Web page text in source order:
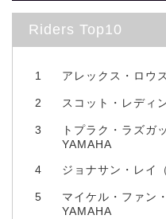
Riders Top10
1 アレックス・ロウ
2 スコット・レディ
3
トプラク・ラズガ
YAMAHA
4 ジョナサン・レイ
5
マイケル・ファン
YAMAHA